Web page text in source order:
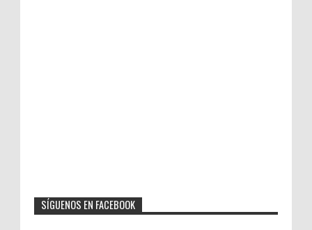
SÍGUENOS EN FACEBOOK